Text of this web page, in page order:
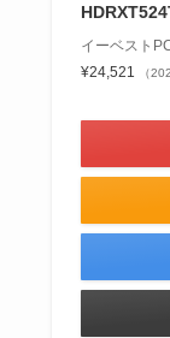
イーベスト
¥24,521
（